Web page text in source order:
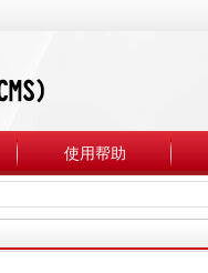
使用帮助